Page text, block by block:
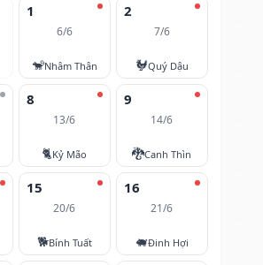
1
6/6
🐒Nhâm Thân
2
7/6
🐓Quý Dậu
8
13/6
🐈Kỷ Mão
9
14/6
🐉Canh Thìn
15
20/6
🐕Bính Tuất
16
21/6
🐖Đinh Hợi